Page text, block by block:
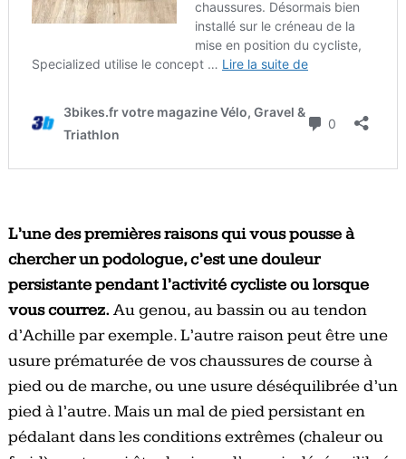
L’une des premières raisons qui vous pousse à
chercher un podologue, c’est une douleur
persistante pendant l’activité cycliste ou lorsque
vous courrez.Au genou, au bassin ou au tendon
d’Achille par exemple. L’autre raison peut être une
usure prématurée de vos chaussures de course à
pied ou de marche, ou une usure déséquilibrée d’un
pied à l’autre. Mais un mal de pied persistant en
pédalant dans les conditions extrêmes (chaleur ou